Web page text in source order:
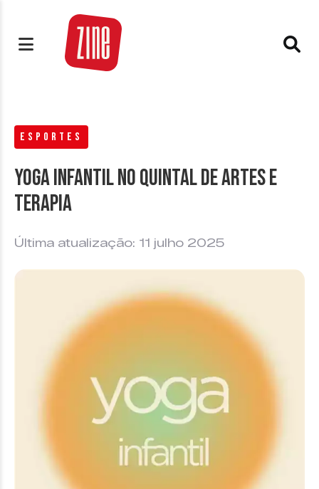
ESPORTES
Yoga Infantil no Quintal de Artes e
Terapia
Última atualização: 11 julho 2025